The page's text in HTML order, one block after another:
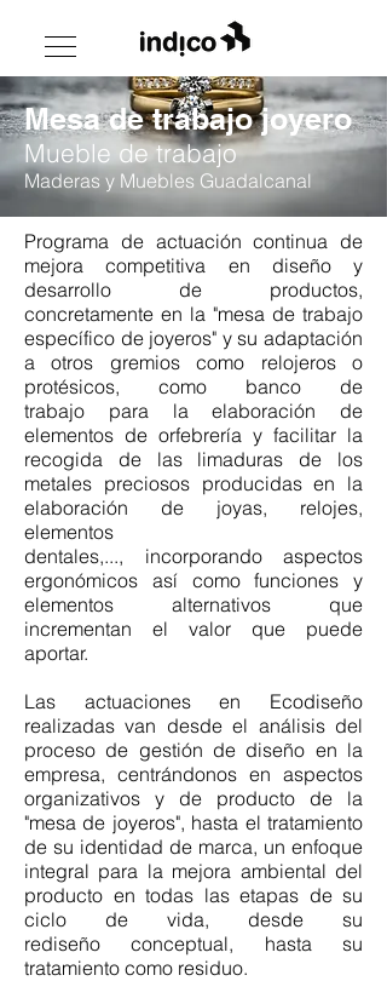
Mesa de trabajo joyero
Mueble de trabajo
Maderas y Muebles Guadalcanal
Programa de actuación continua de
mejora competitiva en diseño y
desarrollo de productos,
concretamente en la "mesa de trabajo
específico de joyeros" y su adaptación
a otros gremios como relojeros o
protésicos, como banco de
trabajo para la elaboración de
elementos de orfebrería y facilitar la
recogida de las limaduras de los
metales preciosos producidas en la
elaboración de joyas, relojes,
elementos
dentales,..., incorporando aspectos
ergonómicos así como funciones y
elementos alternativos que
incrementan el valor que puede
aportar.
Las actuaciones en Ecodiseño
realizadas van desde el análisis del
proceso de gestión de diseño en la
empresa, centrándonos en aspectos
organizativos y de producto de la
"mesa de joyeros", hasta el tratamiento
de su identidad de marca, un enfoque
integral para la mejora ambiental del
producto en todas las etapas de su
ciclo de vida, desde su
rediseño conceptual, hasta su
tratamiento como residuo.